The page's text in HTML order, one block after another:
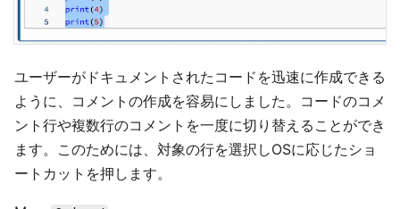
ユーザーがドキュメントされたコードを迅速に作成できる
ように、コメントの作成を容易にしました。コードのコメ
ント行や複数行のコメントを一度に切り替えることができ
ます。このためには、対象の行を選択しOSに応じたショ
ートカットを押します。